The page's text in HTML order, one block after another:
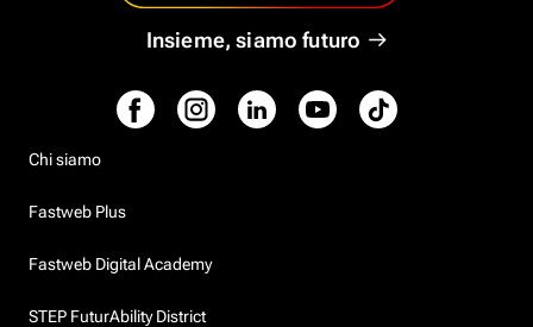
Insieme, siamo futuro
Chi siamo
Fastweb Plus
Fastweb Digital Academy
STEP FuturAbility District